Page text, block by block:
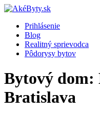
Prihlásenie
Blog
Realitný sprievodca
Pôdorysy bytov
Bytový dom:
Bratislava